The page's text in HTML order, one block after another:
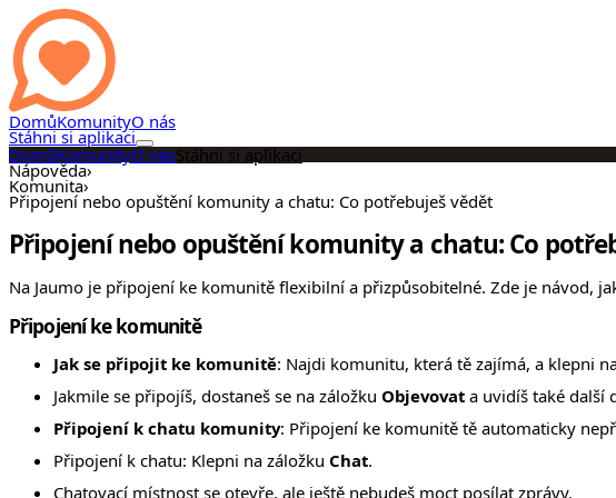
DomůKomunityO nás
Stáhni si aplikaci
DomůKomunityO násStáhni si aplikaci
Nápověda›
Komunita›
Připojení nebo opuštění komunity a chatu: Co potřebuješ vědět
Připojení nebo opuštění komunity a chatu: Co
Na Jaumo je připojení ke komunitě flexibilní a přizpůsobitelné. Zde je návod,
Připojení ke komunitě
Jak se připojit ke komunitě: Najdi komunitu, která tě zajímá, a klepni
Jakmile se připojíš, dostaneš se na záložku Objevovat a uvidíš také další
Připojení k chatu komunity: Připojení ke komunitě tě automaticky
Připojení k chatu: Klepni na záložku Chat.
Chatovací místnost se otevře, ale ještě nebudeš moct posílat zprávy.